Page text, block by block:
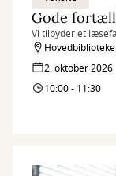
Gode
Vi tilbyder et
2. oktober 2026
10:00 - 11:30